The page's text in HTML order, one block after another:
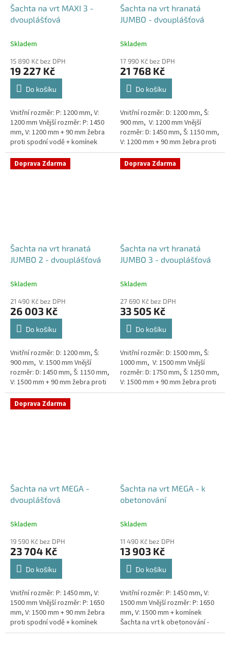
Šachta na vrt MAXI 3 -
dvouplášťová
Skladem
15 890 Kč bez DPH
19 227 Kč
Do košíku
Vnitřní rozměr: P: 1200 mm, V:
1200 mm Vnější rozměr: P: 1450
mm, V: 1200 mm + 90 mm žebra
proti spodní vodě + komínek
Dvouplášťová vodoměrná šachta
- vhodná do míst...
Šachta na vrt hranatá
JUMBO - dvouplášťová
Skladem
17 990 Kč bez DPH
21 768 Kč
Do košíku
Vnitřní rozměr: D: 1200 mm, Š:
900 mm, V: 1200 mm Vnější
rozměr: D: 1450 mm, Š: 1150 mm,
V: 1200 mm + 90 mm žebra proti
spodní vodě + komínek
Dvouplášťová...
Doprava Zdarma
Šachta na vrt hranatá
JUMBO 2 - dvouplášťová
Skladem
21 490 Kč bez DPH
26 003 Kč
Do košíku
Vnitřní rozměr: D: 1200 mm, Š:
900 mm, V: 1500 mm Vnější
rozměr: D: 1450 mm, Š: 1150 mm,
V: 1500 mm + 90 mm žebra proti
spodní vodě + komínek
Dvouplášťová...
Doprava Zdarma
Šachta na vrt hranatá
JUMBO 3 - dvouplášťová
Skladem
27 690 Kč bez DPH
33 505 Kč
Do košíku
Vnitřní rozměr: D: 1500 mm, Š:
1000 mm, V: 1500 mm Vnější
rozměr: D: 1750 mm, Š: 1250 mm,
V: 1500 mm + 90 mm žebra proti
spodní vodě + komínek
Doprava Zdarma
Šachta na vrt MEGA -
dvouplášťová
Skladem
19 590 Kč bez DPH
23 704 Kč
Do košíku
Vnitřní rozměr: P: 1450 mm, V:
1500 mm Vnější rozměr: P: 1650
mm, V: 1500 mm + 90 mm žebra
proti spodní vodě + komínek
Dvouplášťová vodoměrná šachta
Šachta na vrt MEGA - k
obetonování
Skladem
11 490 Kč bez DPH
13 903 Kč
Do košíku
Vnitřní rozměr: P: 1450 mm, V:
1500 mm Vnější rozměr: P: 1650
mm, V: 1500 mm + komínek
Šachta na vrt k obetonování -
vhodná pod parkovací stání,